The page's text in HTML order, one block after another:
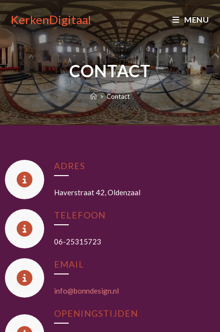
KerkenDigitaal MENU
CONTACT
> Contact
ADRES
Haverstraat 42, Oldenzaal
TELEFOON
06-25315723
EMAIL
info@bonndesign.nl
OPENINGSTIJDEN